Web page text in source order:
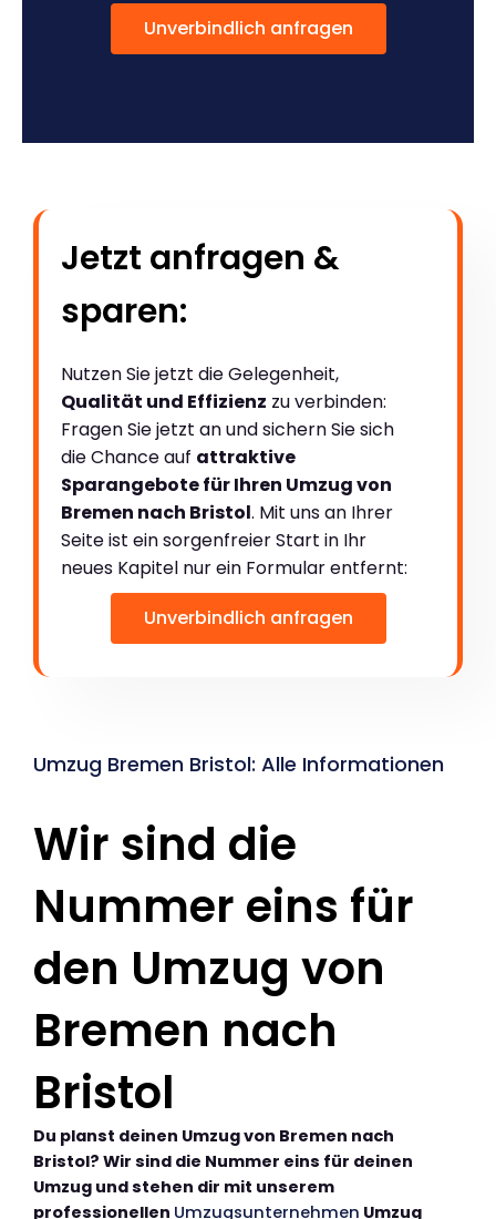
Unverbindlich anfragen
Jetzt anfragen &
sparen:
Nutzen Sie jetzt die Gelegenheit,
Qualität und Effizienz zu verbinden:
Fragen Sie jetzt an und sichern Sie sich
die Chance auf attraktive
Sparangebote für Ihren Umzug von
Bremen nach Bristol. Mit uns an Ihrer
Seite ist ein sorgenfreier Start in Ihr
neues Kapitel nur ein Formular entfernt:
Unverbindlich anfragen
Umzug Bremen Bristol: Alle Informationen
Wir sind die
Nummer eins für
den Umzug von
Bremen nach
Bristol
Du planst deinen Umzug von Bremen nach
Bristol? Wir sind die Nummer eins für deinen
Umzug und stehen dir mit unserem
professionellen Umzugsunternehmen Umzug